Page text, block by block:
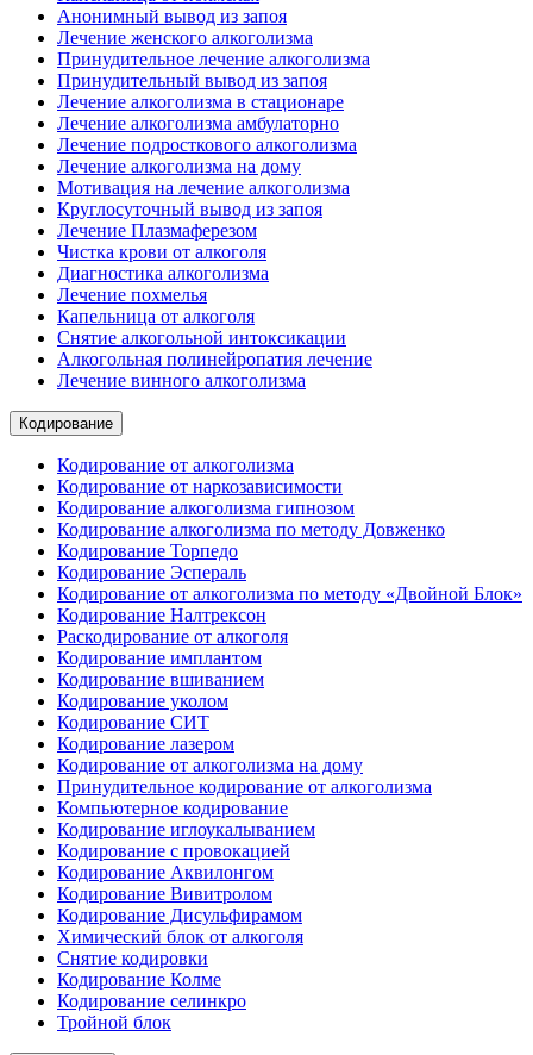
Анонимный вывод из запоя
Лечение женского алкоголизма
Принудительное лечение алкоголизма
Принудительный вывод из запоя
Лечение алкоголизма в стационаре
Лечение алкоголизма амбулаторно
Лечение подросткового алкоголизма
Лечение алкоголизма на дому
Мотивация на лечение алкоголизма
Круглосуточный вывод из запоя
Лечение Плазмаферезом
Чистка крови от алкоголя
Диагностика алкоголизма
Лечение похмелья
Капельница от алкоголя
Снятие алкогольной интоксикации
Алкогольная полинейропатия лечение
Лечение винного алкоголизма
Кодирование
Кодирование от алкоголизма
Кодирование от наркозависимости
Кодирование алкоголизма гипнозом
Кодирование алкоголизма по методу Довженко
Кодирование Торпедо
Кодирование Эспераль
Кодирование от алкоголизма по методу «Двойной Блок»
Кодирование Налтрексон
Раскодирование от алкоголя
Кодирование имплантом
Кодирование вшиванием
Кодирование уколом
Кодирование СИТ
Кодирование лазером
Кодирование от алкоголизма на дому
Принудительное кодирование от алкоголизма
Компьютерное кодирование
Кодирование иглоукалыванием
Кодирование с провокацией
Кодирование Аквилонгом
Кодирование Вивитролом
Кодирование Дисульфирамом
Химический блок от алкоголя
Снятие кодировки
Кодирование Колме
Кодирование селинкро
Тройной блок